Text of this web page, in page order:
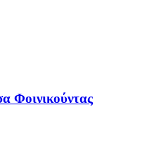
Φοινικούντας